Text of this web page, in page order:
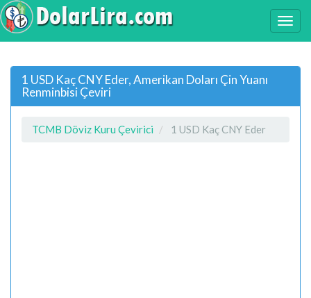
1 USD Kaç CNY Eder, Amerikan Doları Çin Yuanı
Renminbisi Çeviri
TCMB Döviz Kuru Çevirici 1 USD Kaç CNY Eder